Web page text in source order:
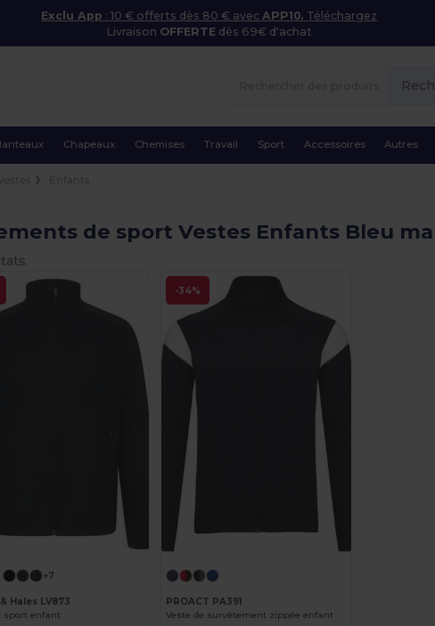
Exclu App : 10 € offerts dès 80 € avecAPP10. Téléchargez
Livraison OFFERTE dès 69€ d'achat
Chapeaux Chemises Travail Sport Accessoires Autres
de sport Vestes Enfants Bleu
+7
Hales LV873
sport enfant
-34%
PROACT PA391
Veste de survêtement zippée enfant